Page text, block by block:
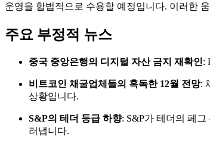
운영을 합법적으로 수용할 예정입니다. 이러한
주요 부정적 뉴스
중국 중앙은행의 디지털 자산 금지 재확인:
비트코인 채굴업체들의 혹독한 12월 전망:
상황입니다.
S&P의 테더 등급 하향: S&P가 테더의 페
러냅니다.